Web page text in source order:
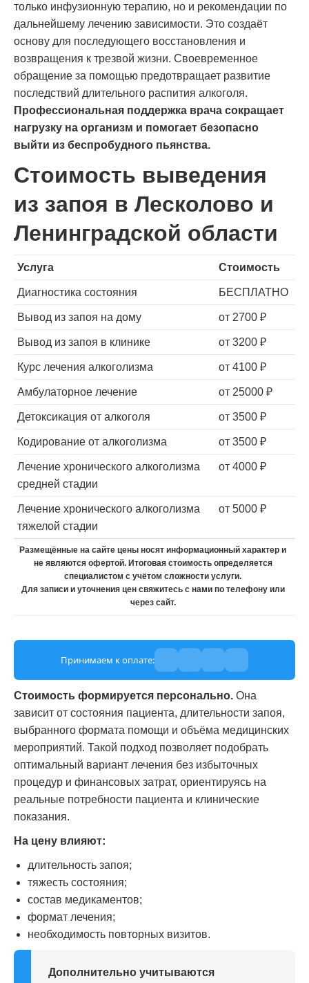
только инфузионную терапию, но и рекомендации по
дальнейшему лечению зависимости. Это создаёт
основу для последующего восстановления и
возвращения к трезвой жизни. Своевременное
обращение за помощью предотвращает развитие
последствий длительного распития алкоголя.
Профессиональная поддержка врача сокращает
нагрузку на организм и помогает безопасно
выйти из беспробудного пьянства.
Стоимость выведения
из запоя в Лесколово и
Ленинградской области
Услуга Стоимость
Диагностика состояния БЕСПЛАТНО
Вывод из запоя на дому от 2700 ₽
Вывод из запоя в клинике от 3200 ₽
Курс лечения алкоголизма от 4100 ₽
Амбулаторное лечение от 25000 ₽
Детоксикация от алкоголя от 3500 ₽
Кодирование от алкоголизма от 3500 ₽
Лечение хронического алкоголизма
средней стадии
от 4000 ₽
Лечение хронического алкоголизма
тяжелой стадии
от 5000 ₽
Размещённые на сайте цены носят информационный характер и
не являются офертой. Итоговая стоимость определяется
специалистом с учётом сложности услуги.
Для записи и уточнения цен свяжитесь с нами по телефону или
через сайт.
Принимаем к оплате:
Стоимость формируется персонально. Она
зависит от состояния пациента, длительности запоя,
выбранного формата помощи и объёма медицинских
мероприятий. Такой подход позволяет подобрать
оптимальный вариант лечения без избыточных
процедур и финансовых затрат, ориентируясь на
реальные потребности пациента и клинические
показания.
На цену влияют:
длительность запоя;
тяжесть состояния;
состав медикаментов;
формат лечения;
необходимость повторных визитов.
Дополнительно учитываются